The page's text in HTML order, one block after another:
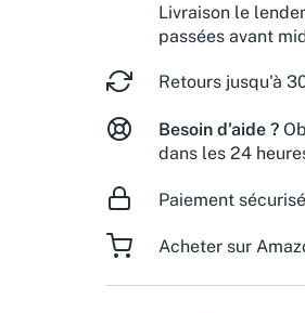
Livraison le
passées avant
Retours jusqu'à
Besoin d'aide ?
dans les 24
Paiement sécurisé
Acheter sur